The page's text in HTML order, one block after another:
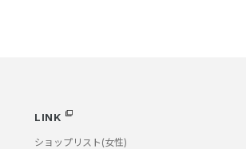
LINK
ショップリスト(女性)